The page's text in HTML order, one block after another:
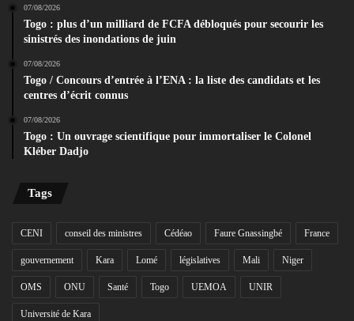
07/08/2026
Togo : plus d’un milliard de FCFA débloqués pour secourir les
sinistrés des inondations de juin
07/08/2026
Togo / Concours d’entrée à l’ENA : la liste des candidats et les
centres d’écrit connus
07/08/2026
Togo : Un ouvrage scientifique pour immortaliser le Colonel
Kléber Dadjo
Tags
CENI conseil des ministres Cédéao Faure Gnassingbé France
gouvernement Kara Lomé législatives Mali Niger
OMS ONU Santé Togo UEMOA UNIR
Université de Kara